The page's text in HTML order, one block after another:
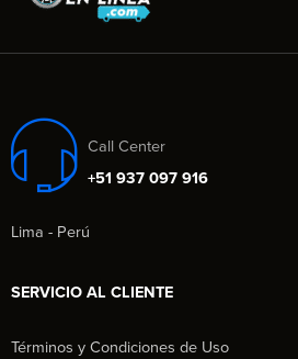
Call Center
+51 937 097 916
Lima - Perú
SERVICIO AL CLIENTE
Términos y Condiciones de Uso